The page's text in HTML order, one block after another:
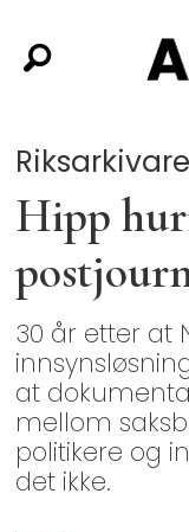
Hipp
30 år etter at
at
mellom
politikere og
det ikke.